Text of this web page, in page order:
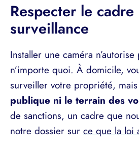
Respecter le
surveillance
Installer une caméra
n’importe quoi. À domicile,
surveiller votre propriété, mais
publique ni le terrain des
de sanctions, un cadre que
notre dossier sur ce que la loi